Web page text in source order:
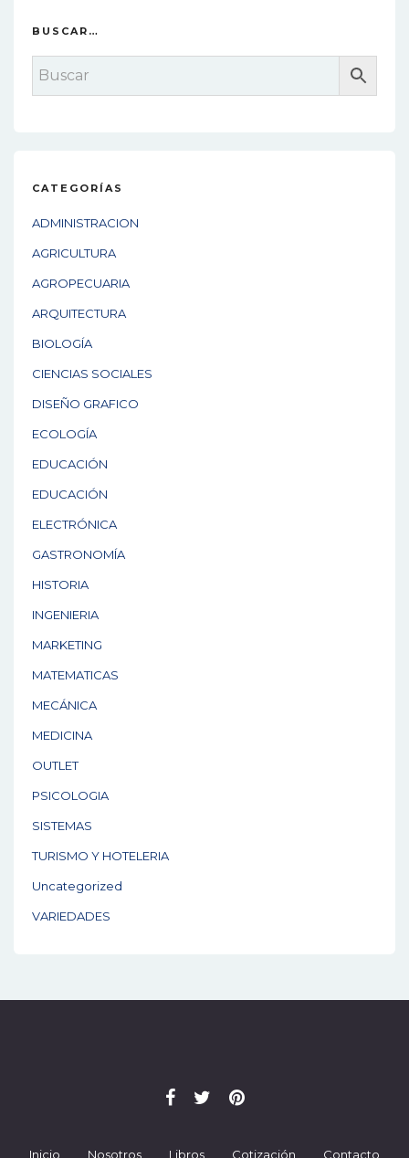
BUSCAR…
CATEGORÍAS
ADMINISTRACION
AGRICULTURA
AGROPECUARIA
ARQUITECTURA
BIOLOGÍA
CIENCIAS SOCIALES
DISEÑO GRAFICO
ECOLOGÍA
EDUCACIÓN
EDUCACIÓN
ELECTRÓNICA
GASTRONOMÍA
HISTORIA
INGENIERIA
MARKETING
MATEMATICAS
MECÁNICA
MEDICINA
OUTLET
PSICOLOGIA
SISTEMAS
TURISMO Y HOTELERIA
Uncategorized
VARIEDADES
Inicio Nosotros Libros Cotización Contacto